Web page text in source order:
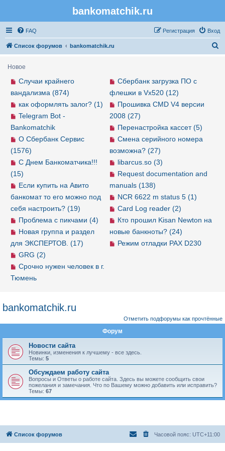
bankomatchik.ru
FAQ Вход
Регистрация
Список форумов bankomatchik.ru
Новое
Сбербанк загрузка ПО с
флешки в Vx520 (12)
Прошивка CMD V4 версии
2008 (27)
Перенастройка кассет (5)
Смена серийного номера
возможна? (27)
libarcus.so (3)
Request documentation and
manuals (138)
NCR 6622 m status 5 (1)
Card Log reader (2)
Кто прошил Kisan Newton на
новые банкноты? (24)
Режим отладки PAX D230
Случаи крайнего
вандализма (874)
как оформлять залог? (1)
Telegram Bot -
Bankomatchik
О Сбербанк Сервис
(1576)
С Днем Банкоматчика!!!
(15)
Если купить на Авито
банкомат то его можно под
себя настроить? (19)
Проблема с пикчами (4)
Новая группа и раздел
для ЭКСПЕРТОВ. (17)
GRG (2)
Срочно нужен человек в г.
Тюмень
bankomatchik.ru
Отметить подфорумы как прочтённые
Форум
Новости сайта
Новинки, изменения к лучшему - все здесь.
Темы: 5
Обсуждаем работу сайта
Вопросы и Ответы о работе сайта. Здесь вы можете сообщить свои
пожелания и замечания. Что по Вашему можно добавить или исправить?
Темы: 67
Список форумов Часовой пояс: UTC+11:00